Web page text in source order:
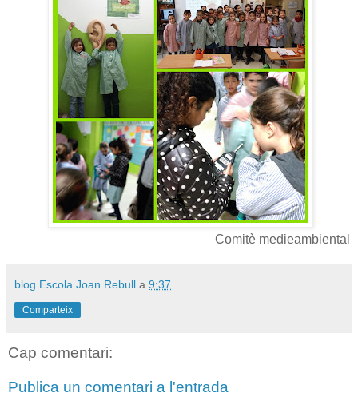
Comitè medieambiental
blog Escola Joan Rebull a 9:37
Comparteix
Cap comentari:
Publica un comentari a l'entrada